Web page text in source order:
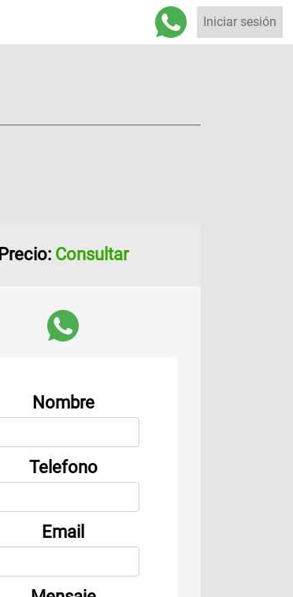
Iniciar sesión
Precio: Consultar
Nombre
Telefono
Email